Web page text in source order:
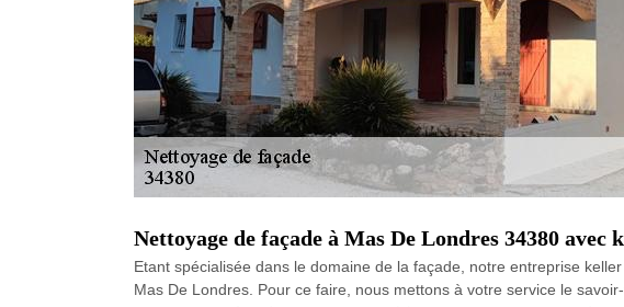
Nettoyage de façade à Mas De Londres 34380 avec
Etant spécialisée dans le domaine de la façade, notre entreprise
Mas De Londres. Pour ce faire, nous mettons à votre service le